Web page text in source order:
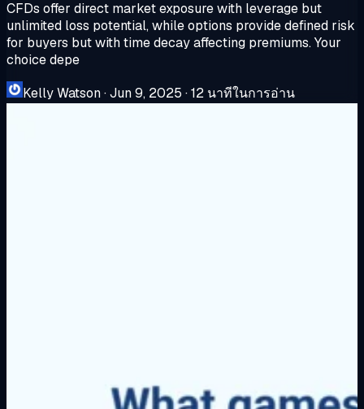
CFDs offer direct market exposure with leverage but
unlimited loss potential, while options provide defined risk
for buyers but with time decay affecting premiums. Your
choice depe
Kelly Watson·Jun 9, 2025 ·12 นาทีในการอ่าน